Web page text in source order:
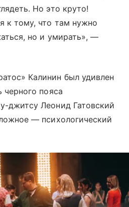
Но это круто!
к тому, что там нужно
но и умирать», —
Калинин был удивлен
черного пояса
джитсу Леонид Гатовский
— психологический